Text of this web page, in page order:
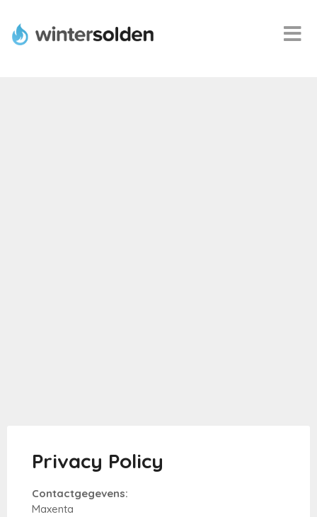
Privacy Policy
Contactgegevens:
Maxenta